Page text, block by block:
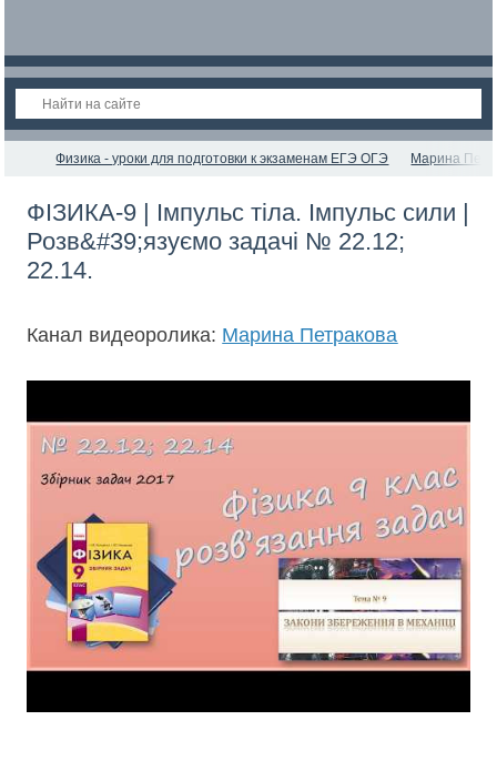
Физика - уроки для подготовки к экзаменам ЕГЭ ОГЭ Марина
ФІЗИКА-9 | Імпульс тіла. Імпульс сили |
Розв&#39;язуємо задачі № 22.12;
22.14.
Канал видеоролика: Марина Петракова